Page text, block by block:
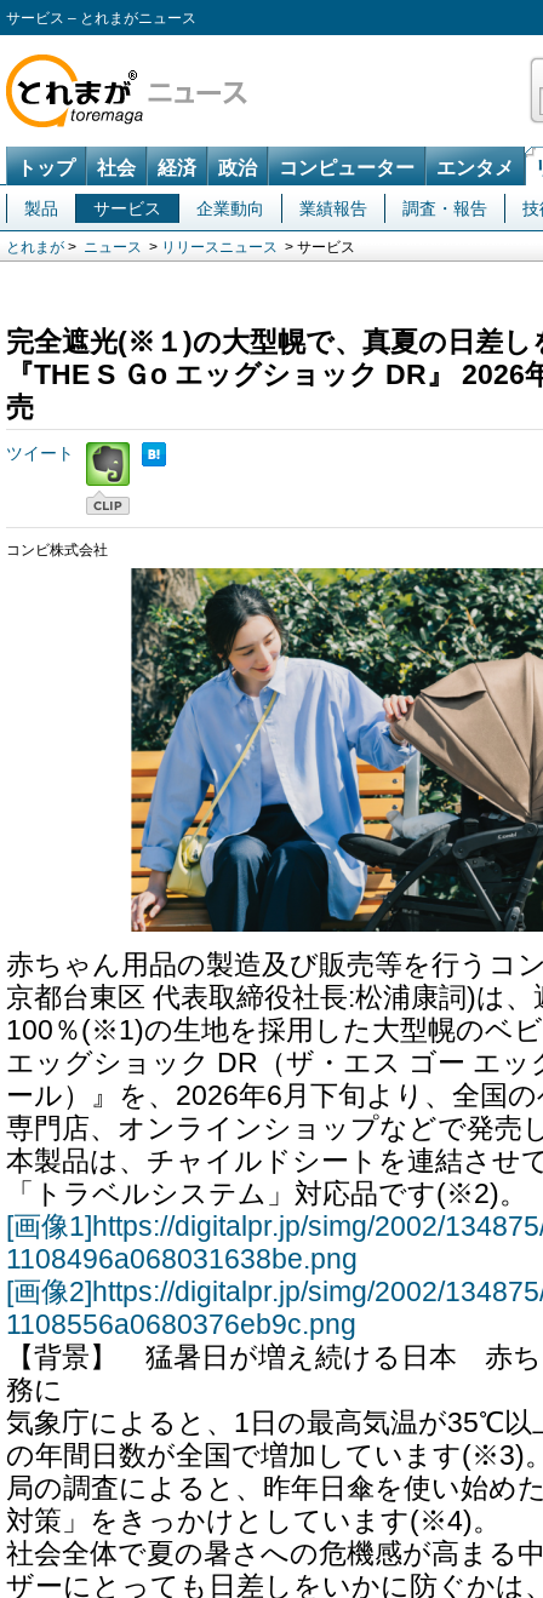
サービス – とれまがニュース
トップ 社会 経済 政治 コンピューター エンタメ
製品 サービス 企業動向 業績報告 調査・報告 技
とれまが > ニュース > リリースニュース > サービス
完全遮光(※１)の大型幌で、真夏の日差し
『THE S Ｇo エッグショック DR』 2026
売
ツイート
コンビ株式会社
赤ちゃん用品の製造及び販売等を行うコ
京都台東区 代表取締役社長:松浦康詞)は
100％(※1)の生地を採用した大型幌のベ
エッグショック DR（ザ・エス ゴー エ
ール）』を、2026年6月下旬より、全国
専門店、オンラインショップなどで発売
本製品は、チャイルドシートを連結させ
「トラベルシステム」対応品です(※2)。
[画像1]https://digitalpr.jp/simg/2002/
1108496a068031638be.png
[画像2]https://digitalpr.jp/simg/2002/
1108556a0680376eb9c.png
【背景】 猛暑日が増え続ける日本 赤
務に
気象庁によると、1日の最高気温が35℃以
の年間日数が全国で増加しています(※3)
局の調査によると、昨年日傘を使い始め
対策」をきっかけとしています(※4)。
社会全体で夏の暑さへの危機感が高まる
ザーにとっても日差しをいかに防ぐかは